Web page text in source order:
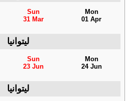
Sun
31 Mar
Mon
01 Apr
ليتوانيا
Sun
23 Jun
Mon
24 Jun
ليتوانيا